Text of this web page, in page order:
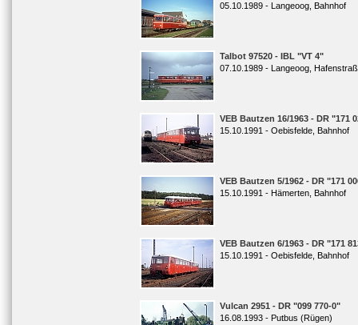
05.10.1989 - Langeoog, Bahnhof
Talbot 97520 - IBL "VT 4"
07.10.1989 - Langeoog,
VEB Bautzen 16/1963 - DR "171
15.10.1991 - Oebisfelde, Bahnhof
VEB Bautzen 5/1962 - DR "171
15.10.1991 - Hämerten, Bahnhof
VEB Bautzen 6/1963 - DR "171
15.10.1991 - Oebisfelde, Bahnhof
Vulcan 2951 - DR "099 770-0"
16.08.1993 - Putbus (Rügen)